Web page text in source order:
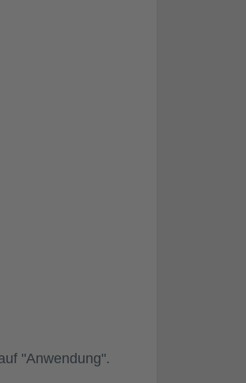
"Anwendung".